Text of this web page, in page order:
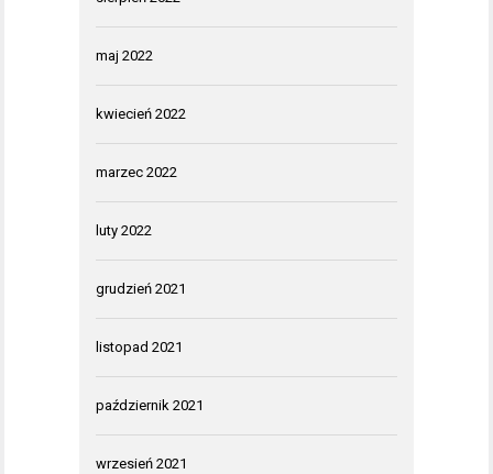
maj 2022
kwiecień 2022
marzec 2022
luty 2022
grudzień 2021
listopad 2021
październik 2021
wrzesień 2021